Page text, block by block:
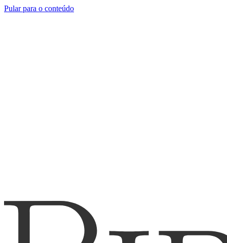
Pular para o conteúdo